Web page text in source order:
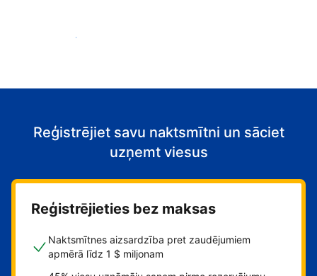
Sākt uzņemt viesus
Reģistrējiet savu naktsmītni un sāciet
uzņemt viesus
Reģistrējieties bez maksas
Naktsmītnes aizsardzība pret zaudējumiem
apmērā līdz 1 $ miljonam